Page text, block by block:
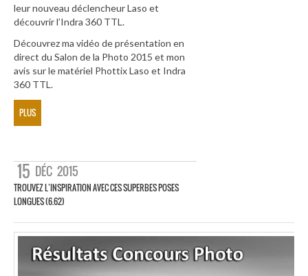
leur nouveau déclencheur Laso et
découvrir l’Indra 360 TTL.
Découvrez ma vidéo de présentation en
direct du Salon de la Photo 2015 et mon
avis sur le matériel Phottix Laso et Indra
360 TTL.
PLUS
15 DÉC 2015
TROUVEZ L’INSPIRATION AVEC CES SUPERBES POSES
LONGUES (6.62)